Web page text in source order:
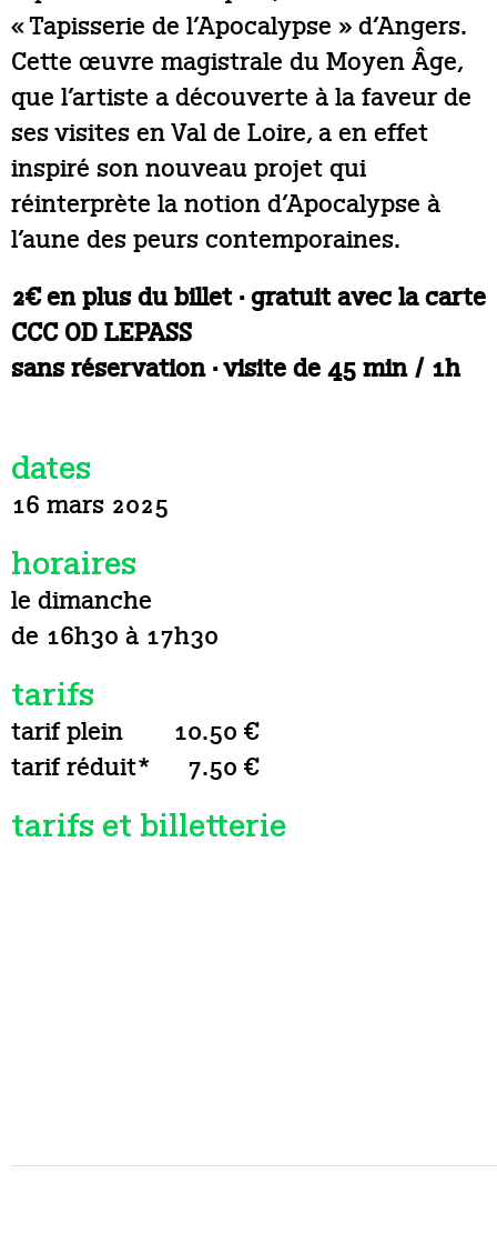
« Tapisserie de l’Apocalypse » d’Angers.
Cette œuvre magistrale du Moyen Âge,
que l’artiste a découverte à la faveur de
ses visites en Val de Loire, a en effet
inspiré son nouveau projet qui
réinterprète la notion d’Apocalypse à
l’aune des peurs contemporaines.
2€ en plus du billet · gratuit avec la carte
CCC OD LEPASS
sans réservation · visite de 45 min / 1h
dates
16 mars 2025
horaires
le dimanche
de 16h30 à 17h30
tarifs
tarif plein
10.50 €
tarif réduit*
7.50 €
tarifs et billetterie